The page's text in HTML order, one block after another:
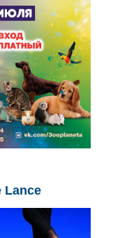
Lance